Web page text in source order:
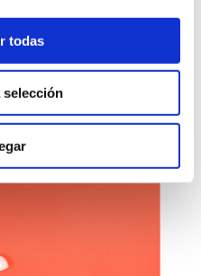
todas
selección
y online